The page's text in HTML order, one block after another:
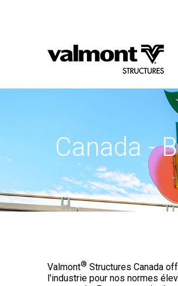
Canada -
Valmont® Structures Canada
l'industrie pour nos normes